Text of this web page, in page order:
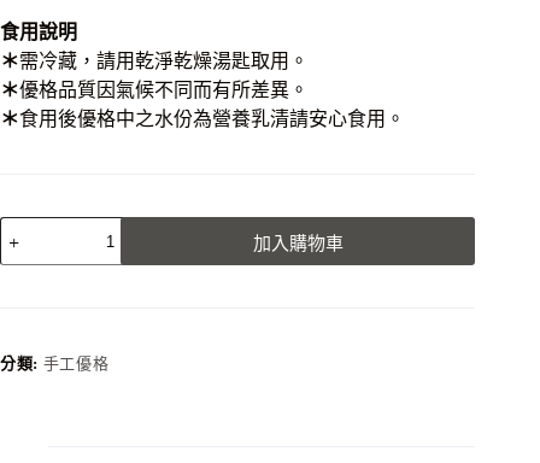
食用說明
＊需冷藏，請用乾淨乾燥湯匙取用。
＊優格品質因氣候不同而有所差異。
＊食用後優格中之水份為營養乳清請安心食用。
優
加入購物車
分類: 手工優格